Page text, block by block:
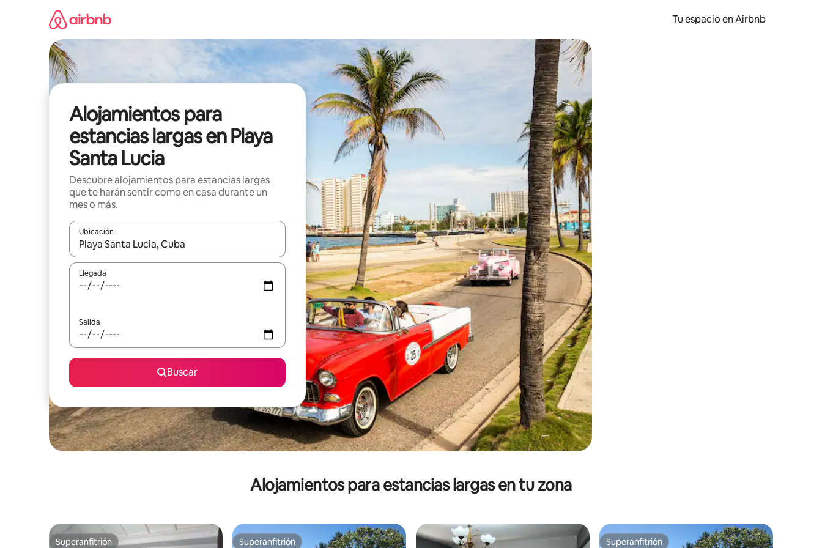
Tu espacio en Airbnb
Alojamientos para
estancias largas en Playa
Santa Lucia
Descubre alojamientos para estancias largas
que te harán sentir como en casa durante un
mes o más.
Ubicación
Cuando los resultados estén disponibles, podrás navegar usando las teclas de las flechas hacia arriba y hacia abajo, o bien tocando y deslizando la pantalla.
Llegada
Salida
Buscar
Alojamientos para estancias largas en tu zona
Superanfitrión Superanfitrión Superanfitrión